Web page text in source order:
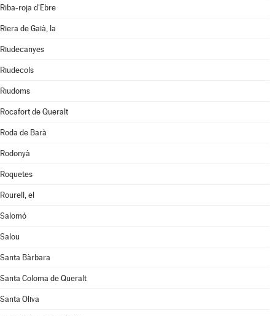
Riba-roja d'Ebre
Riera de Gaià, la
Riudecanyes
Riudecols
Riudoms
Rocafort de Queralt
Roda de Barà
Rodonyà
Roquetes
Rourell, el
Salomó
Salou
Santa Bàrbara
Santa Coloma de Queralt
Santa Oliva